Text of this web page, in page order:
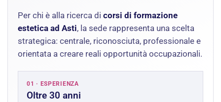
Per chi è alla ricerca di corsi di formazione
estetica ad Asti, la sede rappresenta una scelta
strategica: centrale, riconosciuta, professionale e
orientata a creare reali opportunità occupazionali.
01 · ESPERIENZA
Oltre 30 anni